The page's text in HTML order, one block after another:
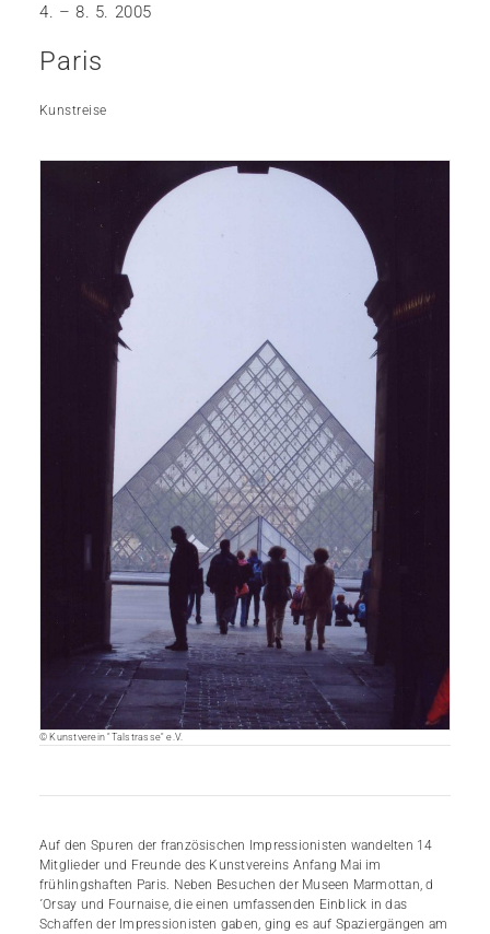
4. – 8. 5. 2005
Paris
Kunstreise
© Kunstverein "Talstrasse" e.V.
Auf den Spuren der französischen Impressionisten wandelten 14
Mitglieder und Freunde des Kunstvereins Anfang Mai im
frühlingshaften Paris. Neben Besuchen der Museen Marmottan, d
´Orsay und Fournaise, die einen umfassenden Einblick in das
Schaffen der Impressionisten gaben, ging es auf Spaziergängen am